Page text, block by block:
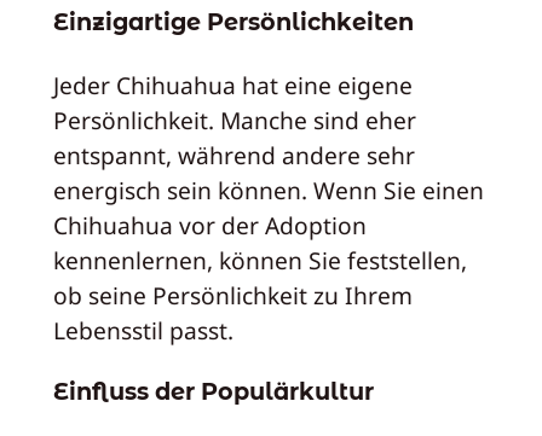
Einzigartige Persönlichkeiten
Jeder Chihuahua hat eine eigene
Persönlichkeit. Manche sind eher
entspannt, während andere sehr
energisch sein können. Wenn Sie einen
Chihuahua vor der Adoption
kennenlernen, können Sie feststellen,
ob seine Persönlichkeit zu Ihrem
Lebensstil passt.
Einfluss der Populärkultur